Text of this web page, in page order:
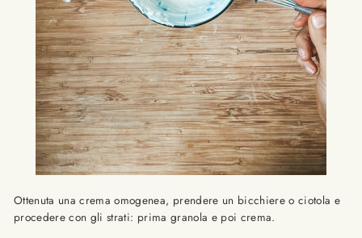
Ottenuta una crema omogenea, prendere un bicchiere o ciotola e
procedere con gli strati: prima granola e poi crema.